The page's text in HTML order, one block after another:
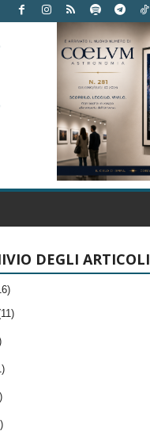
DEGLI ARTICOLI